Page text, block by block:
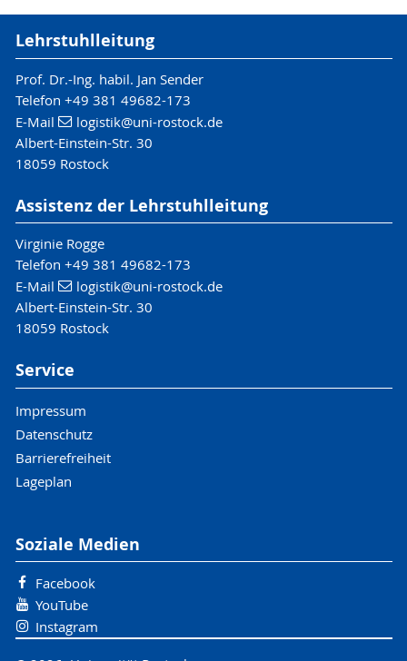
Lehrstuhlleitung
Prof. Dr.-Ing. habil. Jan Sender
Telefon +49 381 49682-173
E-Mail
logistik@uni-rostock.de
Albert-Einstein-Str. 30
18059 Rostock
Assistenz der Lehrstuhlleitung
Virginie Rogge
Telefon +49 381 49682-173
E-Mail
logistik@uni-rostock.de
Albert-Einstein-Str. 30
18059 Rostock
Service
Impressum
Datenschutz
Barrierefreiheit
Lageplan
Soziale Medien
Facebook
YouTube
Instagram